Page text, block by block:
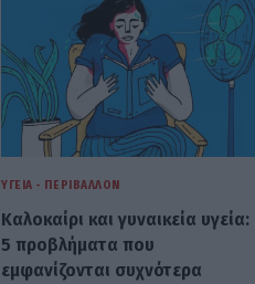
ΥΓΕΊΑ - ΠΕΡΙΒΆΛΛΟΝ
Καλοκαίρι και γυναικεία υγεία:
5 προβλήματα που
εμφανίζονται συχνότερα